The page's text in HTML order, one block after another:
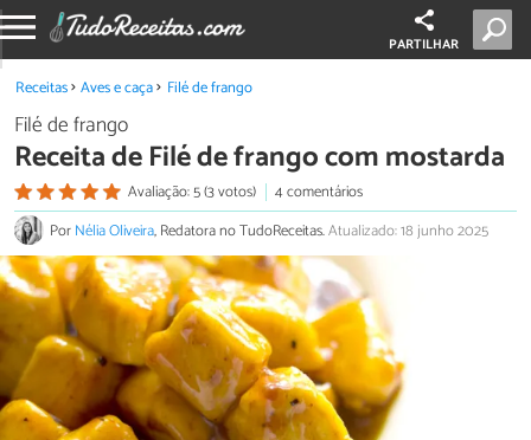
PARTILHAR
Receitas Aves e caça Filé de frango
Filé de frango
Receita de Filé de frango com mostarda
Avaliação: 5 (3 votos)
4 comentários
PorNélia Oliveira, Redatora no TudoReceitas.Atualizado: 18 junho 2025